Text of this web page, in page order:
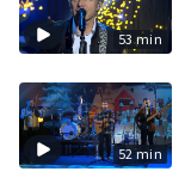
53 min
52 min